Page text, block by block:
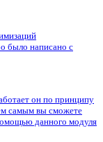
было написано с
он по принципу
самым вы сможете
данного модуля